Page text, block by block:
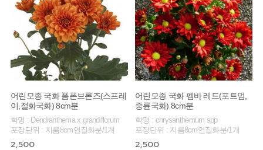
어린모종 국화 폼폰브론즈(스프레
이,절화국화) 8cm분
학명 : Dendranthema x grandiflorum
포장단위 : 지름8cm연질화분/1개
2,500
어린모종 국화 펨바 레드(포트멈,
중륜국화) 8cm분
학명 : chrysanthemum spp
포장단위 : 지름8cm연질화분/1개
2,500